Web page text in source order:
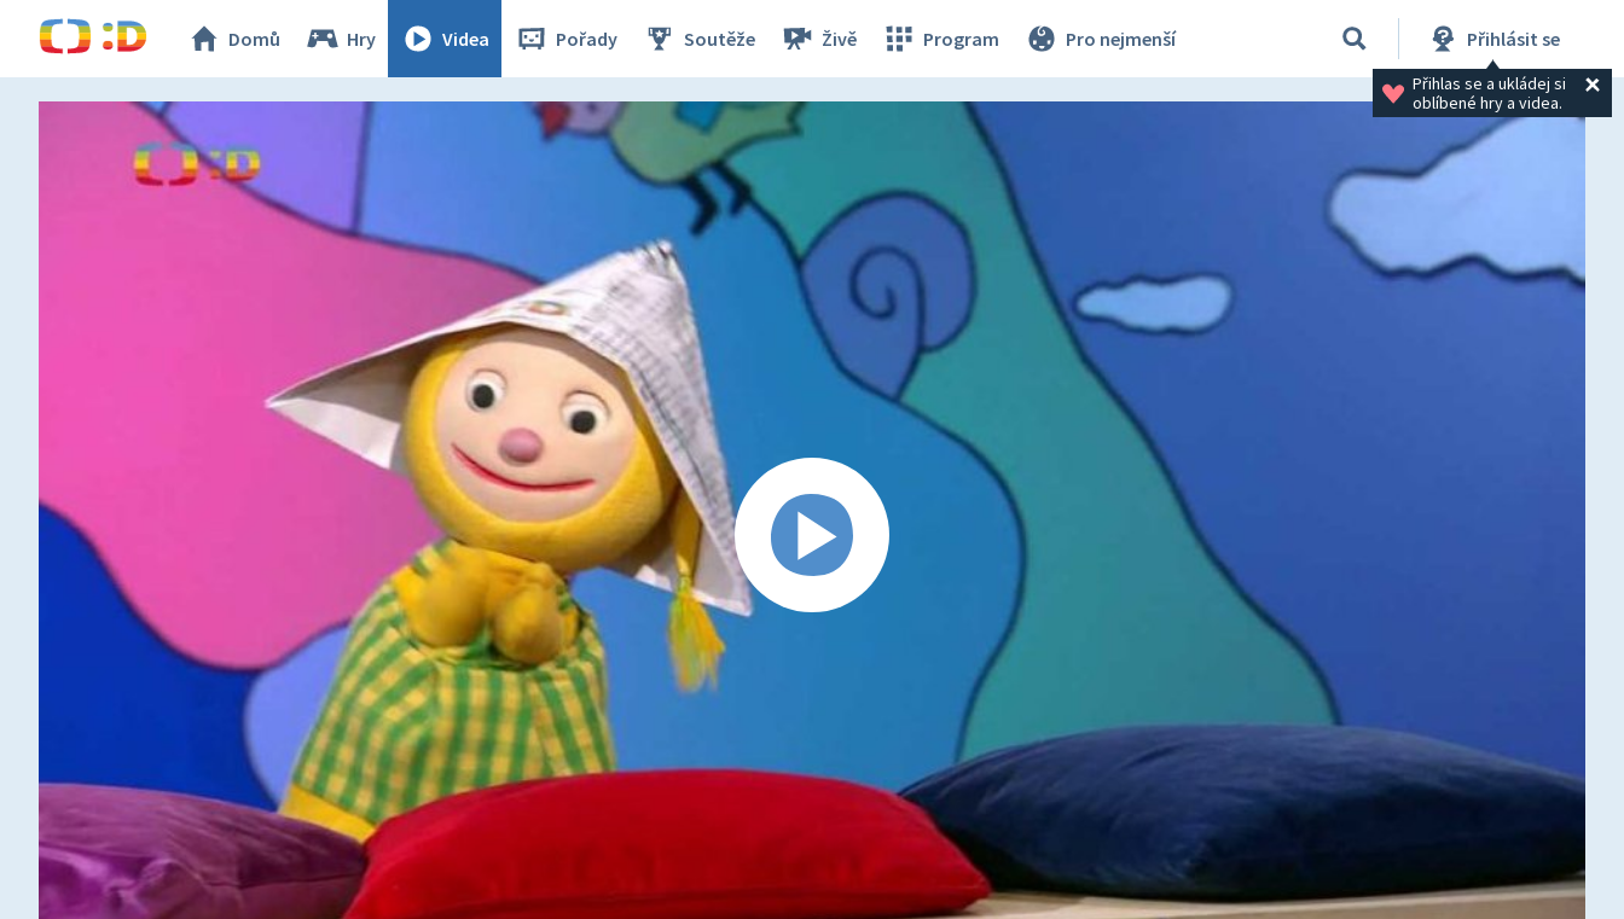
Domů Hry Videa Pořady Soutěže Živě Program Pro nejmenší Přihlásit se
Přihlas se a ukládej si
oblíbené hry a videa.